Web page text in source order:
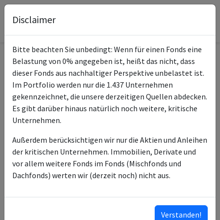
Informationen zum Fonds
Name
Dimensional EM Core Eq
LowerCrbn ESG Scrnd USD
ISIN des Fonds IE00BLCGQZ94
ISINs weiterer
Anteilsklassen
IE00BLCH4N61
IE00BLCGQT35
IE00BLCGQW63
IE00BLCGR125
Disclaimer
Bitte beachten Sie unbedingt: Wenn für einen Fonds eine
Belastung von 0% angegeben ist, heißt das nicht, dass
dieser Fonds aus nachhaltiger Perspektive unbelastet ist.
Im Portfolio werden nur die 1.437 Unternehmen
gekennzeichnet, die unsere derzeitigen Quellen abdecken.
Es gibt darüber hinaus natürlich noch weitere, kritische
Unternehmen.
Außerdem berücksichtigen wir nur die Aktien und Anleihen
der kritischen Unternehmen. Immobilien, Derivate und
vor allem weitere Fonds im Fonds (Mischfonds und
Dachfonds) werten wir (derzeit noch) nicht aus.
Verstanden!